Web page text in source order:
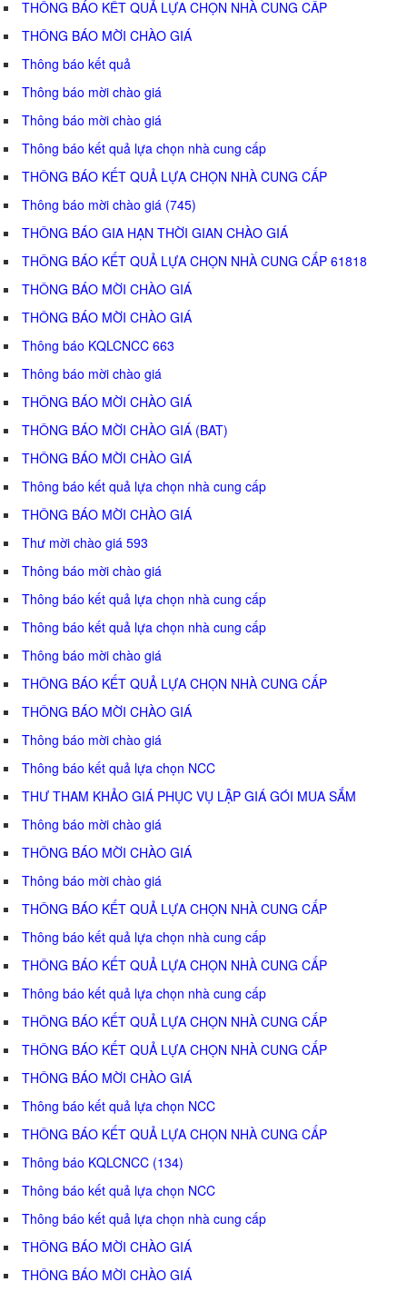
THÔNG BÁO KẾT QUẢ LỰA CHỌN NHÀ CUNG CẤP
THÔNG BÁO MỜI CHÀO GIÁ
Thông báo kết quả
Thông báo mời chào giá
Thông báo mời chào giá
Thông báo kết quả lựa chọn nhà cung cấp
THÔNG BÁO KẾT QUẢ LỰA CHỌN NHÀ CUNG CẤP
Thông báo mời chào giá (745)
THÔNG BÁO GIA HẠN THỜI GIAN CHÀO GIÁ
THÔNG BÁO KẾT QUẢ LỰA CHỌN NHÀ CUNG CẤP 61818
THÔNG BÁO MỜI CHÀO GIÁ
THÔNG BÁO MỜI CHÀO GIÁ
Thông báo KQLCNCC 663
Thông báo mời chào giá
THÔNG BÁO MỜI CHÀO GIÁ
THÔNG BÁO MỜI CHÀO GIÁ (BAT)
THÔNG BÁO MỜI CHÀO GIÁ
Thông báo kết quả lựa chọn nhà cung cấp
THÔNG BÁO MỜI CHÀO GIÁ
Thư mời chào giá 593
Thông báo mời chào giá
Thông báo kết quả lựa chọn nhà cung cấp
Thông báo kết quả lựa chọn nhà cung cấp
Thông báo mời chào giá
THÔNG BÁO KẾT QUẢ LỰA CHỌN NHÀ CUNG CẤP
THÔNG BÁO MỜI CHÀO GIÁ
Thông báo mời chào giá
Thông báo kết quả lựa chọn NCC
THƯ THAM KHẢO GIÁ PHỤC VỤ LẬP GIÁ GÓI MUA SẮM
Thông báo mời chào giá
THÔNG BÁO MỜI CHÀO GIÁ
Thông báo mời chào giá
THÔNG BÁO KẾT QUẢ LỰA CHỌN NHÀ CUNG CẤP
Thông báo kết quả lựa chọn nhà cung cấp
THÔNG BÁO KẾT QUẢ LỰA CHỌN NHÀ CUNG CẤP
Thông báo kết quả lựa chọn nhà cung cấp
THÔNG BÁO KẾT QUẢ LỰA CHỌN NHÀ CUNG CẤP
THÔNG BÁO KẾT QUẢ LỰA CHỌN NHÀ CUNG CẤP
THÔNG BÁO MỜI CHÀO GIÁ
Thông báo kết quả lựa chọn NCC
THÔNG BÁO KẾT QUẢ LỰA CHỌN NHÀ CUNG CẤP
Thông báo KQLCNCC (134)
Thông báo kết quả lựa chọn NCC
Thông báo kết quả lựa chọn nhà cung cấp
THÔNG BÁO MỜI CHÀO GIÁ
THÔNG BÁO MỜI CHÀO GIÁ